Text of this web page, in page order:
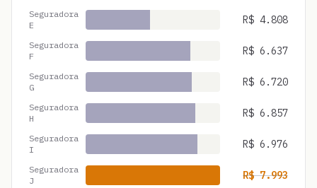
Seguradora
E
R$ 4.808
Seguradora
F
R$ 6.637
Seguradora
G
R$ 6.720
Seguradora
H
R$ 6.857
Seguradora
I
R$ 6.976
Seguradora
J
R$7.993